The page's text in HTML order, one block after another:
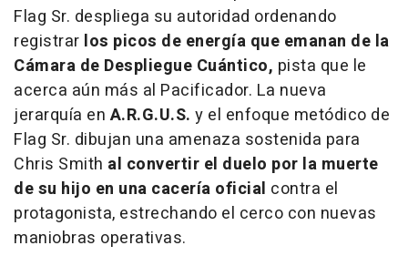
Flag Sr. despliega su autoridad ordenando
registrar los picos de energía que emanan de la
Cámara de Despliegue Cuántico, pista que le
acerca aún más al Pacificador. La nueva
jerarquía en A.R.G.U.S. y el enfoque metódico de
Flag Sr. dibujan una amenaza sostenida para
Chris Smith al convertir el duelo por la muerte
de su hijo en una cacería oficial contra el
protagonista, estrechando el cerco con nuevas
maniobras operativas.